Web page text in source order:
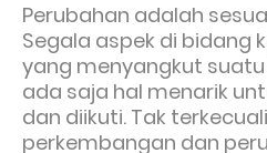
Perubahan adalah
Segala aspek di bidang
yang menyangkut
ada saja hal menarik
dan diikuti. Tak
perkembangan dan